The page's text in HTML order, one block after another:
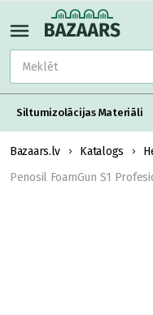
Siltumizolācijas Materiāli
Bazaars.lv Katalogs
Penosil FoamGun S1